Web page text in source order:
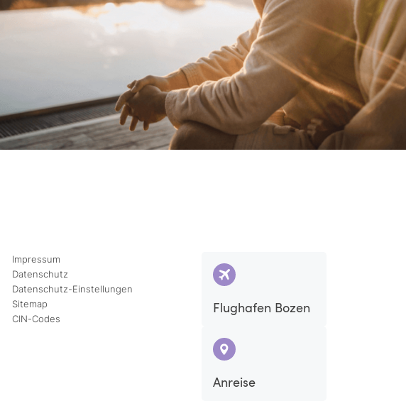
Impressum
Datenschutz
Datenschutz-Einstellungen
Sitemap
CIN-Codes
Flughafen Bozen
Anreise